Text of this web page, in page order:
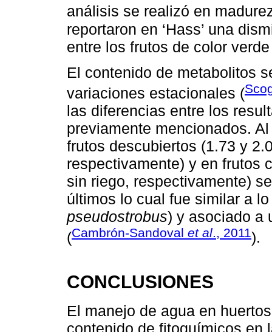
análisis se realizó en
reportaron en ‘Hass’ una
entre los frutos de color
El contenido de metabolitos
variaciones estacionales (
las diferencias entre los
previamente mencionados.
frutos descubiertos (1.73 y
respectivamente) y en frutos
sin riego, respectivamente)
últimos lo cual fue similar a
pseudostrobus) y asociado a
(Cambrón-Sandoval et al., 2011).
CONCLUSIONES
El manejo de agua en
contenido de fitoquímicos en